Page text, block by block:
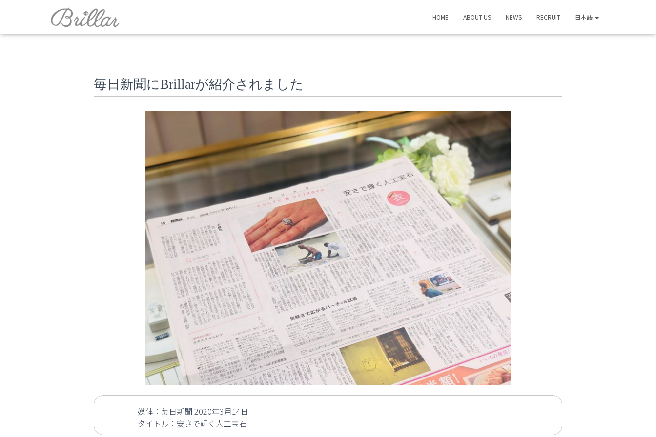
HOME ABOUT US NEWS RECRUIT 日本語
毎日新聞にBrillarが紹介されました
媒体：毎日新聞 2020年3月14日
タイトル：安さで輝く人工宝石